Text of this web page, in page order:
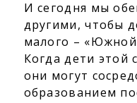
И сегодня мы
другими, чтобы
малого –
Когда дети этой
они могут
образованием